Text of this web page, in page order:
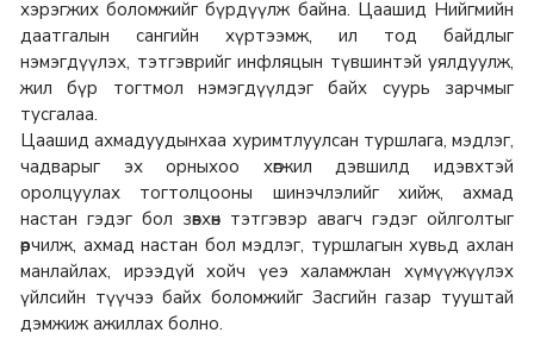
хэрэгжих боломжийг бүрдүүлж байна. Цаашид Нийгмийн
даатгалын сангийн хүртээмж, ил тод байдлыг
нэмэгдүүлэх, тэтгэврийг инфляцын түвшинтэй уялдуулж,
жил бүр тогтмол нэмэгдүүлдэг байх суурь зарчмыг
тусгалаа.
Цаашид ахмадуудынхаа хуримтлуулсан туршлага, мэдлэг,
чадварыг эх орныхоо хөгжил дэвшилд идэвхтэй
оролцуулах тогтолцооны шинэчлэлийг хийж, ахмад
настан гэдэг бол зөвхөн тэтгэвэр авагч гэдэг ойлголтыг
өөрчилж, ахмад настан бол мэдлэг, туршлагын хувьд ахлан
манлайлах, ирээдүй хойч үеэ халамжлан хүмүүжүүлэх
үйлсийн түүчээ байх боломжийг Засгийн газар тууштай
дэмжиж ажиллах болно.